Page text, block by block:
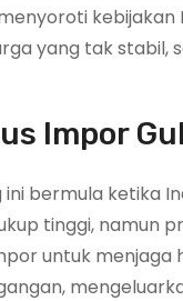
yang tak
Impor
bermula ketika
tinggi, namun
untuk